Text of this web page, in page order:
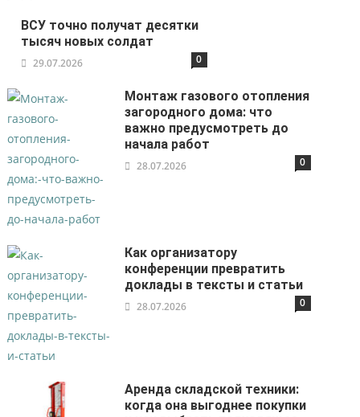
ВСУ точно получат десятки
тысяч новых солдат
29.07.2026 0
Монтаж газового отопления
загородного дома: что
важно предусмотреть до
начала работ
28.07.2026 0
Как организатору
конференции превратить
доклады в тексты и статьи
28.07.2026 0
Аренда складской техники:
когда она выгоднее покупки